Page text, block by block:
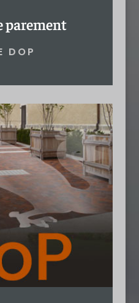
parement
DOP